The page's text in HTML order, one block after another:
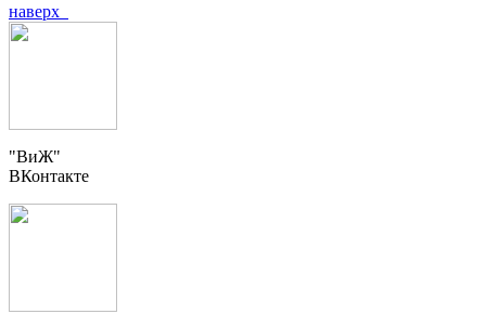
наверх
"ВиЖ"
ВКонтакте